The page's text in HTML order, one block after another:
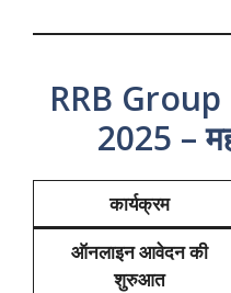
RRB
2025 –
कार्यक्रम
ऑनलाइन आवेदन की
शुरुआत